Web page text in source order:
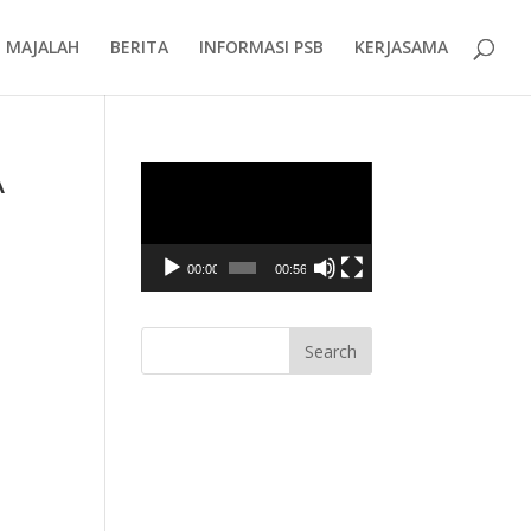
MAJALAH BERITA INFORMASI PSB KERJASAMA
00:00 00:56